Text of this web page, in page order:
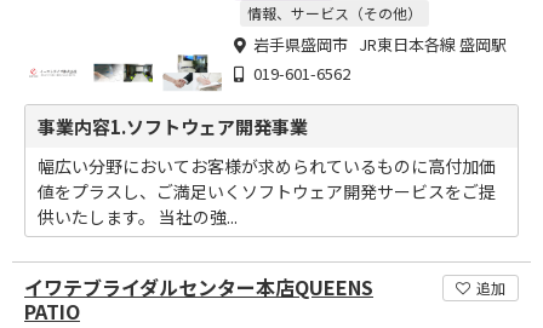
情報、サービス（その他）
岩手県盛岡市 JR東日本各線 盛岡駅
019-601-6562
事業内容1.ソフトウェア開発事業
幅広い分野においてお客様が求められているものに高付加価
値をプラスし、ご満足いくソフトウェア開発サービスをご提
供いたします。 当社の強...
イワテブライダルセンター本店QUEENS
PATIO
追加